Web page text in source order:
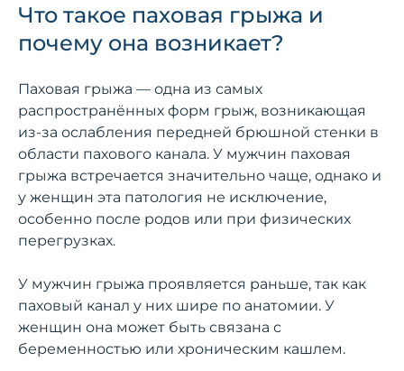
Что такое паховая грыжа и
почему она возникает?
Паховая грыжа — одна из самых
распространённых форм грыж, возникающая
из-за ослабления передней брюшной стенки в
области пахового канала. У мужчин паховая
грыжа встречается значительно чаще, однако и
у женщин эта патология не исключение,
особенно после родов или при физических
перегрузках.
У мужчин грыжа проявляется раньше, так как
паховый канал у них шире по анатомии. У
женщин она может быть связана с
беременностью или хроническим кашлем.